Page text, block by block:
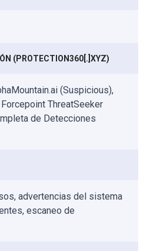
(PROTECTION360[.]XYZ)
(Suspicious),
ThreatSeeker
de Detecciones
advertencias del sistema
escaneo de